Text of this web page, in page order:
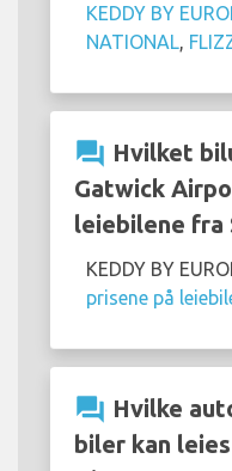
KEDDY BY
NATIONAL
question_answer Hvilket
Gatwick
leiebilene fra
KEDDY BY
prisene på
question_answer Hvilke
biler kan